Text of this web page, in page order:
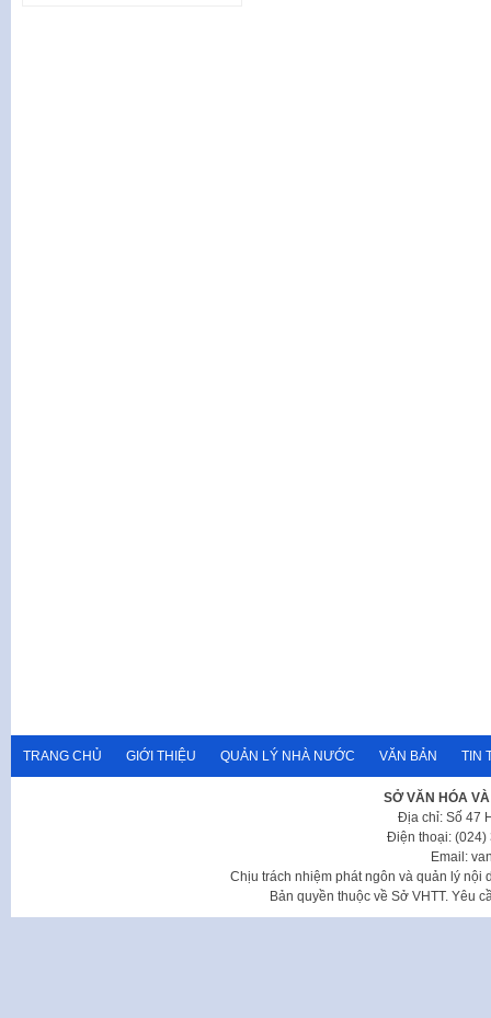
TRANG CHỦ GIỚI THIỆU QUẢN LÝ NHÀ NƯỚC VĂN BẢN TIN
SỞ VĂN HÓA
Địa chỉ: Số 47
Điện thoại: (024)
Email:
Chịu trách nhiệm phát ngôn và quản lý nội
Bản quyền thuộc về Sở VHTT. Yêu